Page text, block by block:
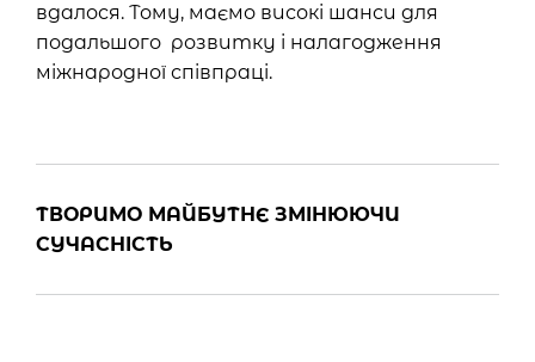
вдалося. Тому, маємо високі шанси для
подальшого розвитку і налагодження
міжнародної співпраці.
ТВОРИМО МАЙБУТНЄ ЗМІНЮЮЧИ
СУЧАСНІСТЬ